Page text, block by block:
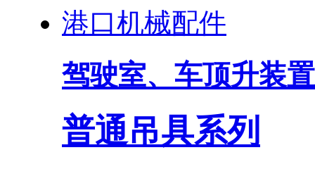
港口机械配件
驾驶室、车顶升装置
普通吊具系列